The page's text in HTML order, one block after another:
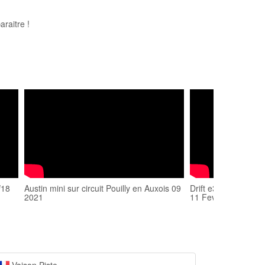
!
Austin mini sur circuit Pouilly en Auxois 09
2021
Drift e30 320i
11 Fevrier 2018